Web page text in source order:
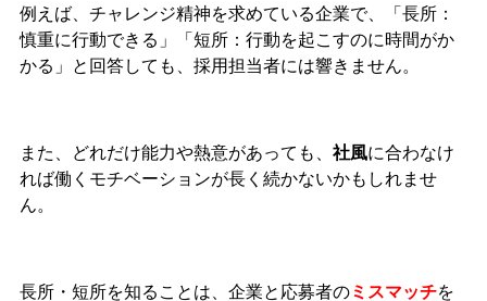
例えば、チャレンジ精神を求めている企業で、「長所：
慎重に行動できる」「短所：行動を起こすのに時間がか
かる」と回答しても、採用担当者には響きません。
また、どれだけ能力や熱意があっても、 社風に合わなけ
れば働くモチベーションが長く続かないかもしれませ
ん。
長所・短所を知ることは、企業と応募者のミスマッチを